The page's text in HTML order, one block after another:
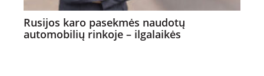
Rusijos karo pasekmės naudotų
automobilių rinkoje – ilgalaikės